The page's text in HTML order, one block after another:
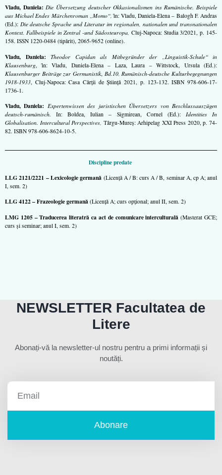
Vladu, Daniela:Die Übersetzung deutscher Okkasionalismen ins Rumänische. Beispiele
aus Michael Endes Märchenroman „Momo“,ȋn: Vladu, Daniela-Elena – Balogh F. Andras
(Ed.): Die deutsche Sprache und Literatur im regionalen, nationalen und transnationalen
Kontext. Fallbeispiele in Zentral -und Südosteuropa, Cluj-Napoca: Studia 3/2021, p. 145-
158. ISSN 1220-0484 (tipărit), 2065-9652 (online).
Vladu, Daniela: Theodor Capidan als Mitbegründerder „Linguistik-Schule“ in
Klausenburg , ȋn: Vladu, Daniela-Elena – Laza, Laura – Wittstock, Ursula (Ed.):
Klausenburger Beiträge zur Germanistik Bd.10, Rumänisch-deutsche Kulturbegegnungen
1918-1933 , Cluj-Napoca: Casa Cărţii de Ştiinţă 2021, p. 123-132. ISBN 978-606-17-
1736-1.
Vladu, Daniela: Expertenwissen des juristischen Übersetzers von Beschlussauszügen
deutsch-rumänisch. In: Boldea, Iulian – Sigmirean, Cornel (Ed.): Identities In
Globalisation. Intercultural Perspectives, Târgu-Mureş: Arhipelag XXI Press 2020, p. 74-
82. ISBN 978-606-8624-10-5.
Discipline predate
LLG 2121/2221 – Lexicologie germană (Licenţă A / B: curs A / B, seminar A, cp A; anul
I, sem. 2)
LLG 4122 – Frazeologie germană (Licenţă A; curs opţional; anul II, sem. 2)
LMG 1205 – Traducerea literatră ca act de comunicare interculturală (Masterat GCE;
curs şi seminar; anul I, sem. 2)
NEWSLETTER Facultatea de
Litere
Abonați-vă la newsletter-ul nostru pentru a primi informații și
noutăți.
Abonare